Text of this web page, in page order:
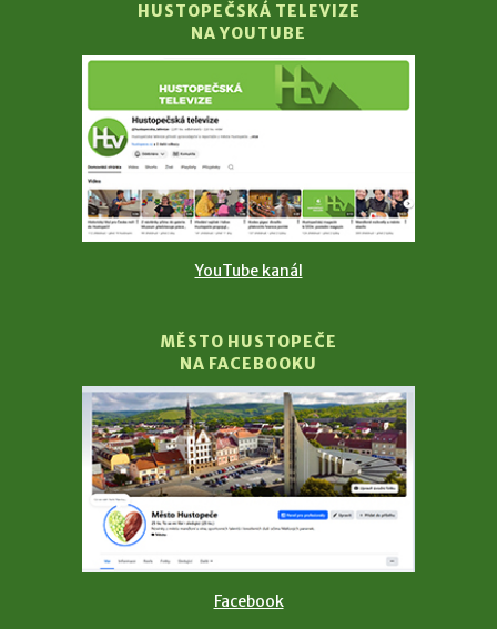
HUSTOPEČSKÁ TELEVIZE
NA YOUTUBE
YouTube kanál
MĚSTO HUSTOPEČE
NA FACEBOOKU
Facebook